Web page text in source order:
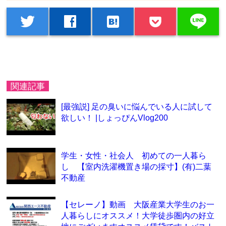
twitter facebook hatenabookmark line
関連記事
[最強説] 足の臭いに悩んでいる人に試して
欲しい！ |しょっぴんVlog200
学生・女性・社会人 初めての一人暮ら
し 【室内洗濯機置き場の採寸】(有)二葉
不動産
【セレーノ】動画 大阪産業大学生のお一
人暮らしにオススメ！大学徒歩圏内の好立